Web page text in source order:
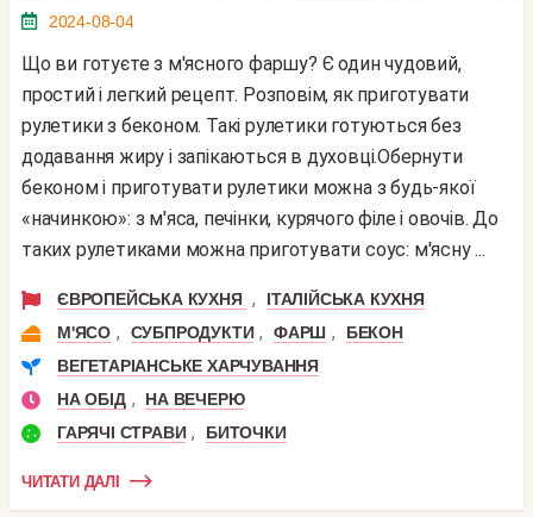
2024-08-04
Що ви готуєте з м'ясного фаршу? Є один чудовий,
простий і легкий рецепт. Розповім, як приготувати
рулетики з беконом. Такі рулетики готуються без
додавання жиру і запікаються в духовці.Обернути
беконом і приготувати рулетики можна з будь-якої
«начинкою»: з м'яса, печінки, курячого філе і овочів. До
таких рулетиками можна приготувати соус: м'ясну ...
ЄВРОПЕЙСЬКА КУХНЯ ,
ІТАЛІЙСЬКА КУХНЯ
М'ЯСО , СУБПРОДУКТИ , ФАРШ ,
БЕКОН
ВЕГЕТАРІАНСЬКЕ ХАРЧУВАННЯ
НА ОБІД ,
НА ВЕЧЕРЮ
ГАРЯЧІ СТРАВИ , БИТОЧКИ
ЧИТАТИ ДАЛІ